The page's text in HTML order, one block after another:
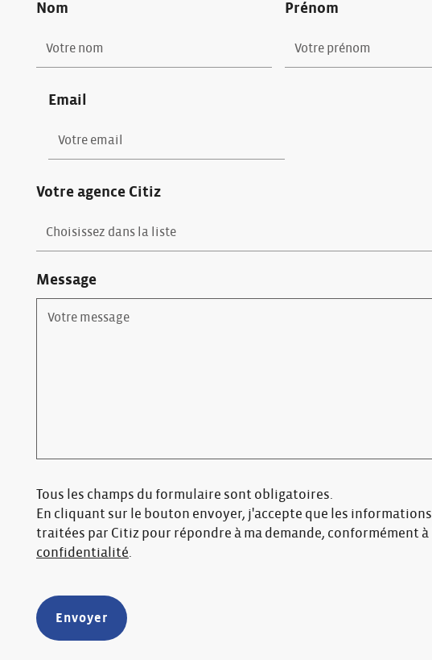
Nom Prénom
Email
Votre agence Citiz
Message
Tous les champs du formulaire sont obligatoires.
En cliquant sur le bouton envoyer, j'accepte que les
traitées par Citiz pour répondre à ma demande, conformément à
confidentialité